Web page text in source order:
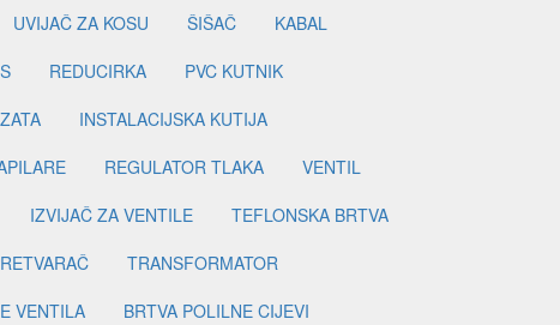
UVIJAČ ZA KOSU ŠIŠAČ
KABAL
REDUCIRKA
PVC KUTNIK
INSTALACIJSKA KUTIJA
REGULATOR TLAKA
VENTIL
IZVIJAČ ZA VENTILE
TEFLONSKA BRTVA
TRANSFORMATOR
VENTILA
BRTVA POLILNE CIJEVI